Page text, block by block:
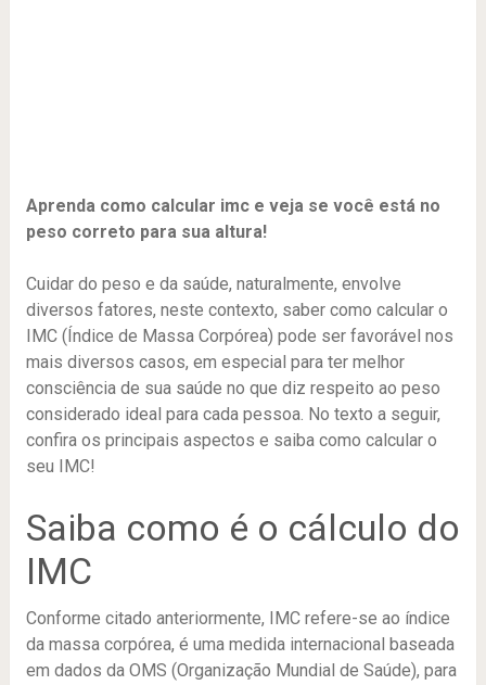
Aprenda como calcular imc e veja se você está no
peso correto para sua altura!
Cuidar do peso e da saúde, naturalmente, envolve
diversos fatores, neste contexto, saber como calcular o
IMC (Índice de Massa Corpórea) pode ser favorável nos
mais diversos casos, em especial para ter melhor
consciência de sua saúde no que diz respeito ao peso
considerado ideal para cada pessoa. No texto a seguir,
confira os principais aspectos e saiba como calcular o
seu IMC!
Saiba como é o cálculo do
IMC
Conforme citado anteriormente, IMC refere-se ao índice
da massa corpórea, é uma medida internacional baseada
em dados da OMS (Organização Mundial de Saúde), para